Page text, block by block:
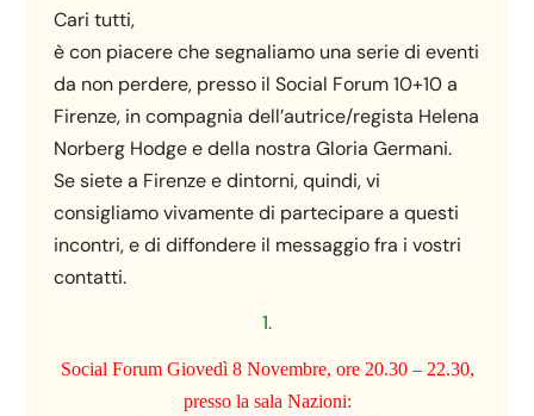
Cari tutti,
è con piacere che segnaliamo una serie di eventi
da non perdere, presso il Social Forum 10+10 a
Firenze, in compagnia dell’autrice/regista Helena
Norberg Hodge e della nostra Gloria Germani.
Se siete a Firenze e dintorni, quindi, vi
consigliamo vivamente di partecipare a questi
incontri, e di diffondere il messaggio fra i vostri
contatti.
1.
Social Forum Giovedì 8 Novembre, ore 20.30 – 22.30,
presso la sala Nazioni: